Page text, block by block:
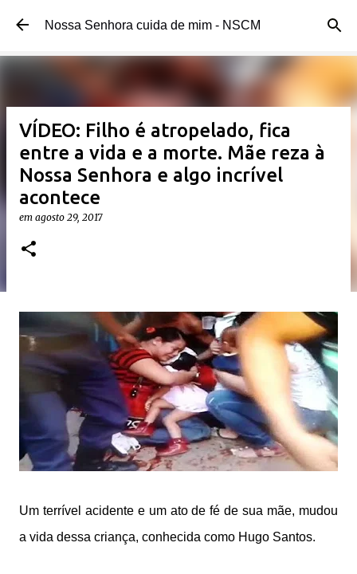
Pular para o conteúdo principal
Nossa Senhora cuida de mim - NSCM
VÍDEO: Filho é atropelado, fica
entre a vida e a morte. Mãe reza à
Nossa Senhora e algo incrível
acontece
em agosto 29, 2017
Um terrível acidente e um ato de fé de sua mãe, mudou
a vida dessa criança, conhecida como Hugo Santos.